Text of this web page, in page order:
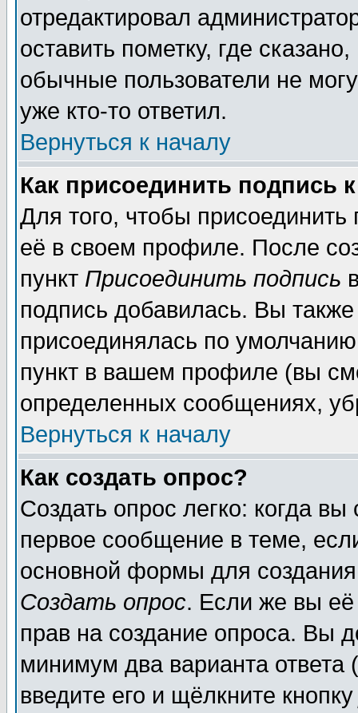
отредактировал
оставить пометку, где
обычные пользователи не
уже кто-то ответил.
Вернуться к началу
Как присоединить подпись
Для того, чтобы
её в своем профиле. После
пункт Присоединить подпись
подпись добавилась. Вы
присоединялась по
пункт в вашем профиле (вы
определенных сообщениях,
Вернуться к началу
Как создать опрос?
Создать опрос легко: когда
первое сообщение в теме,
основной формы для
Создать опрос. Если же вы её
прав на создание опроса. Вы
минимум два варианта ответа
введите его и щёлкните